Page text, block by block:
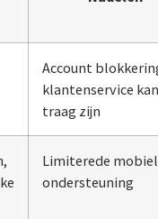
Account
klantenservice kan
traag zijn
Limiterede
ondersteuning